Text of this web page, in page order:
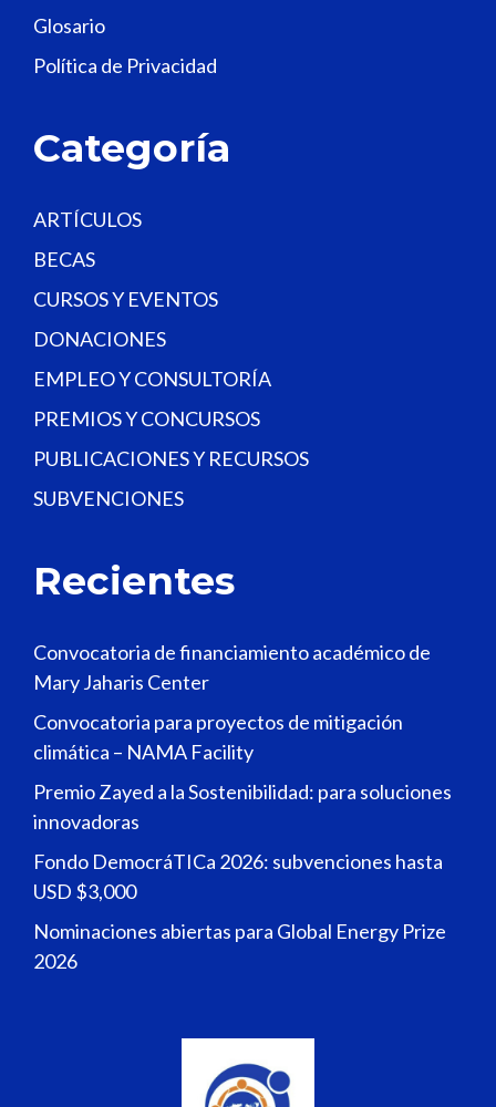
d
b
n
.
Glosario
Política de Privacidad
Categoría
ARTÍCULOS
BECAS
CURSOS Y EVENTOS
DONACIONES
EMPLEO Y CONSULTORÍA
PREMIOS Y CONCURSOS
PUBLICACIONES Y RECURSOS
SUBVENCIONES
Recientes
Convocatoria de financiamiento académico de
Mary Jaharis Center
Convocatoria para proyectos de mitigación
climática – NAMA Facility
Premio Zayed a la Sostenibilidad: para soluciones
innovadoras
Fondo DemocráTICa 2026: subvenciones hasta
USD $3,000
Nominaciones abiertas para Global Energy Prize
2026